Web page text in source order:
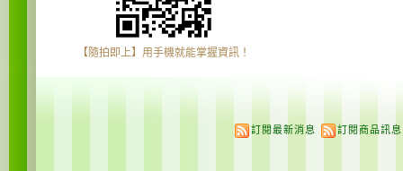
【隨拍即上】用手機就能掌握資訊！
訂閱最新消息 訂閱商品訊息